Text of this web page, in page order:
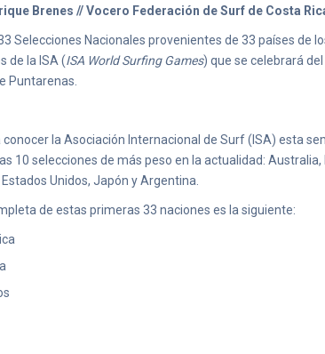
Brenes // Vocero Federación de Surf de Costa
Selecciones Nacionales provenientes de 33 países de
de la ISA (ISA World Surfing Games) que se celebrará
Puntarenas.
conocer la Asociación Internacional de Surf (ISA) esta
10 selecciones de más peso en la actualidad: Australia,
Unidos, Japón y Argentina.
de estas primeras 33 naciones es la siguiente: